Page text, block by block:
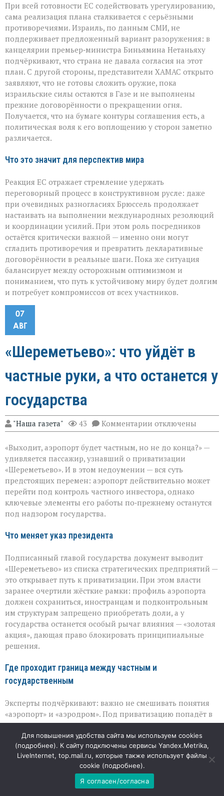
При всей готовности ЕС содействовать урегулированию,
сама реализация плана сталкивается с серьёзными
противоречиями. Израиль, по данным СМИ, не
поддерживает предложенный вариант разоружения: в
канцелярии премьер‑министра Биньямина Нетаньяху
подчёркивают, что страна не давала согласия на этот
план. С другой стороны, представители ХАМАС открыто
заявляют, что не готовы сложить оружие, пока
израильские силы остаются в Газе и не выполнены
прежние договорённости о прекращении огня.
Получается, что на бумаге контуры соглашения есть, а
политическая воля к его воплощению у сторон заметно
различается.
Что это значит для перспектив мира
Реакция ЕС отражает стремление удержать
переговорный процесс в конструктивном русле: даже
при очевидных разногласиях Брюссель продолжает
настаивать на выполнении международных резолюций
и координации усилий. При этом роль посредников
остаётся критически важной — именно они могут
сгладить противоречия и превратить декларативные
договорённости в реальные шаги. Пока же ситуация
балансирует между осторожным оптимизмом и
пониманием, что путь к устойчивому миру будет долгим
и потребует компромиссов от всех участников.
07
АВГ
«Шереметьево»: что уйдёт в
частные руки, а что останется у
государства
"Наша газета" 43 Комментарии к
записи
что
уйдёт
частные
руки,
а
что
останется
отключены
«Выходит, аэропорт будет частным, но не до конца?» —
удивляется пассажир, узнавший о приватизации
«Шереметьево». И в этом недоумении — вся суть
предстоящих перемен: аэропорт действительно может
перейти под контроль частного инвестора, однако
ключевые элементы его работы по‑прежнему останутся
под надзором государства.
Что меняет указ президента
Подписанный главой государства документ выводит
«Шереметьево» из списка стратегических предприятий —
это открывает путь к приватизации. При этом власти
заранее очертили жёсткие рамки: профиль аэропорта
должен сохраниться, иностранцам и подконтрольным
им структурам запрещено приобретать доли, а у
государства останется особый рычаг влияния — «золотая
акция», дающая право блокировать принципиальные
решения.
Где проходит граница между частным и
государственным
Эксперты подчёркивают: важно не смешивать понятия
«аэропорт» и «аэродром». Под приватизацию попадёт в
первую очередь пассажирская часть — терминалы, зоны
ожидания, парковки, подъезды, сервисные объекты.
Именно эти пространства приносят основной доход и
потому интересны инвестору: их развитие напрямую
влияет на комфорт пассажиров и выручку.
А вот аэродромная инфраструктура —
Для повышения удобства сайта мы используем cookies
(подробнее). К сайту подключены сервисы Yandex.Metrika,
LiveInternet, top.mail.ru, которые также использует файлы
cookie (подробнее).
Я согласен/согласна